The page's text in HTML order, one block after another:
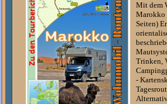
Mit dem
Marokko
Seiten)
Trinken,
-